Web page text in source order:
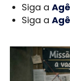
Siga a
Siga a